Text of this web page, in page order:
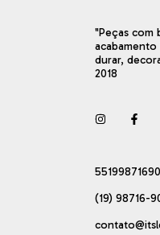
"Peças com
acabamento
durar,
2018
(19) 98716-